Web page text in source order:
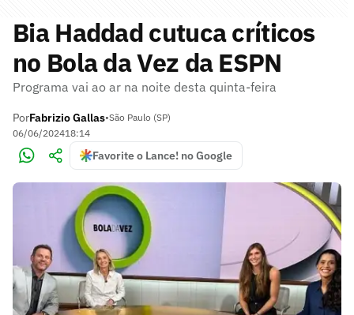
Bia Haddad cutuca críticos
no Bola da Vez da ESPN
Programa vai ao ar na noite desta quinta-feira
PorFabrizio Gallas•São Paulo (SP)
06/06/202418:14
Favorite o Lance! no Google